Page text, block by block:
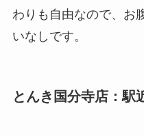
わりも自由なので、お
いなしです。
とんき国分寺店：駅